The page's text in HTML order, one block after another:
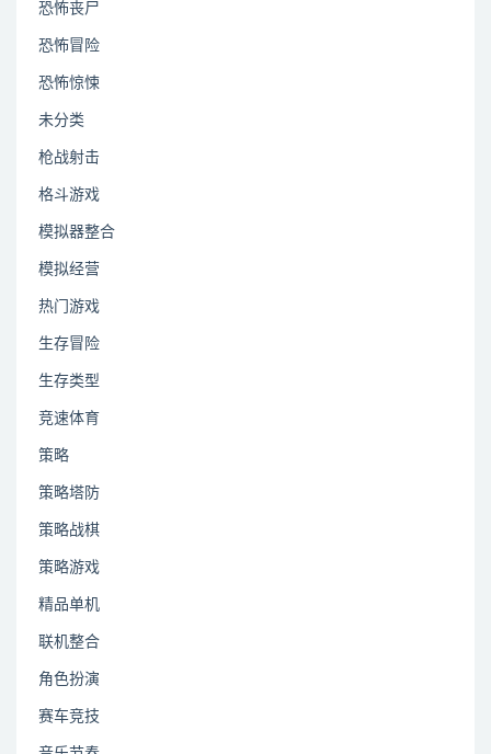
恐怖丧尸
恐怖冒险
恐怖惊悚
未分类
枪战射击
格斗游戏
模拟器整合
模拟经营
热门游戏
生存冒险
生存类型
竞速体育
策略
策略塔防
策略战棋
策略游戏
精品单机
联机整合
角色扮演
赛车竞技